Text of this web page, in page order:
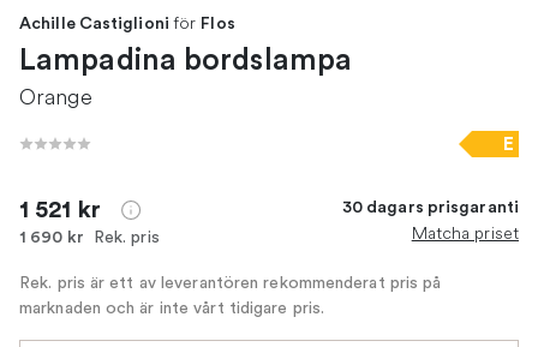
Achille Castiglioni för Flos
Lampadina bordslampa
Orange
E
1 521 kr
1 690 kr Rek. pris
30 dagars prisgaranti
Matcha priset
Rek. pris är ett av leverantören rekommenderat pris på
marknaden och är inte vårt tidigare pris.